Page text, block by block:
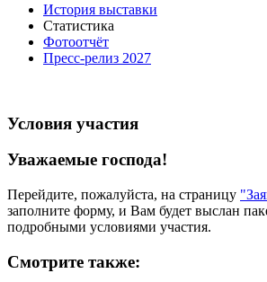
История выставки
Статистика
Фотоотчёт
Пресс-релиз 2027
Условия участия
Уважаемые господа!
Перейдите, пожалуйста, на страницу
заполните форму, и Вам будет выслан
подробными условиями участия.
Смотрите также: